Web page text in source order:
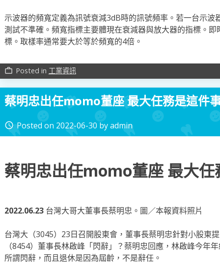
示波器的頻寬定義為訊號衰減3dB時的訊號頻率。若一台示波
測試不準確。頻寬指標主要體現在衰減器與放大器的指標。
標。取樣率通常要大於等於頻寬的4倍。
work_outline Posted in 工業資訊
蔡明忠出任momo董座 最大任務是這件
access_time Posted on 2022-06-30 byadmin
蔡明忠出任momo董座 最大任
2022.06.23台灣大哥大董事長蔡明忠。圖／本報資料照片
台灣大（3045）23日召開股東會，董事長蔡明忠針對小股東
（8454）董事長林啟峰「閃辭」？蔡明忠回應，林啟峰今年
所謂閃辭，而且退休是因為屆齡，不是辭任。